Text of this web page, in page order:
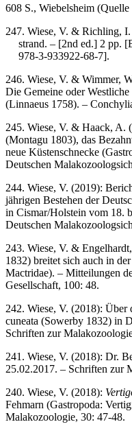
608 S., Wiebelsheim
247. Wiese, V. & Richling,
strand. – [2nd ed.] 2 pp.
978-3-933922-68-7].
246. Wiese, V. & Wimmer,
Die Gemeine oder
(Linnaeus 1758). –
245. Wiese, V. & Haack, A.
(Montagu 1803), das
neue Küstenschnecke
Deutschen
244. Wiese, V. (2019):
jährigen Bestehen der
in Cismar/Holstein vom 18.
Deutschen
243. Wiese, V. &
1832) breitet sich auch in
Mactridae). – Mitteilungen
Gesellschaft, 100: 48.
242. Wiese, V. (2018):
cuneata (Sowerby 1832) in
Schriften zur
241. Wiese, V. (2018): Dr.
25.02.2017. – Schriften zur
240. Wiese, V. (2018):
Fehmarn (Gastropoda:
Malakozoologie, 30: 47-48.